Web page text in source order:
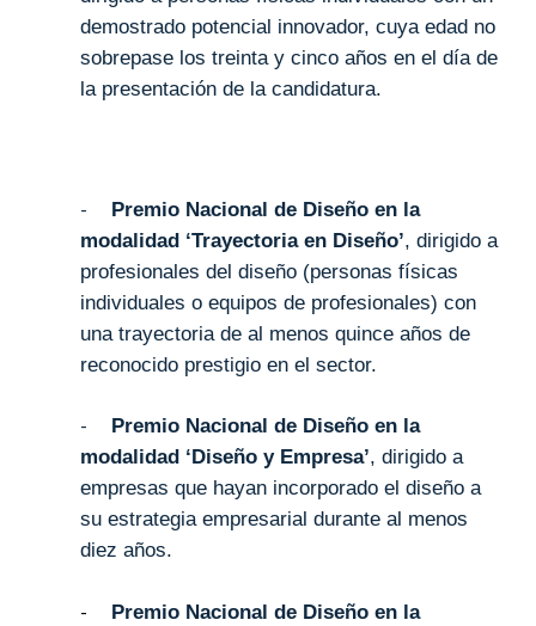
demostrado potencial innovador, cuya edad no
sobrepase los treinta y cinco años en el día de
la presentación de la candidatura.
-
Premio Nacional de Diseño en la
modalidad ‘Trayectoria en Diseño’, dirigido a
profesionales del diseño (personas físicas
individuales o equipos de profesionales) con
una trayectoria de al menos quince años de
reconocido prestigio en el sector.
-
Premio Nacional de Diseño en la
modalidad ‘Diseño y Empresa’, dirigido a
empresas que hayan incorporado el diseño a
su estrategia empresarial durante al menos
diez años.
-
Premio Nacional de Diseño en la